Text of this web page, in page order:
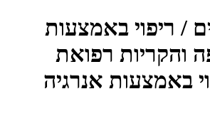
/ ריפוי באמצעות
והקריות רפואת
באמצעות אנרגיה